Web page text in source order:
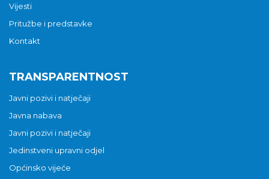
Vijesti
Pritužbe i predstavke
Kontakt
TRANSPARENTNOST
Javni pozivi i natječaji
Javna nabava
Javni pozivi i natječaji
Jedinstveni upravni odjel
Općinsko vijeće